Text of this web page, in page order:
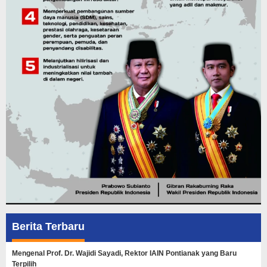
Berita Terbaru
Mengenal Prof. Dr. Wajidi Sayadi, Rektor IAIN Pontianak yang Baru
Terpilih